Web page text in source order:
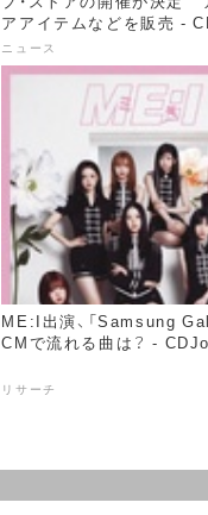
アアイテムなどを販売 -
ニュース
ME:I出演、「Samsung
CMで流れる曲は？ -
リサーチ